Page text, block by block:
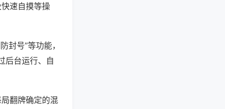
速自摸等操
封号”等功能，
后台运行、自
翻牌确定的混